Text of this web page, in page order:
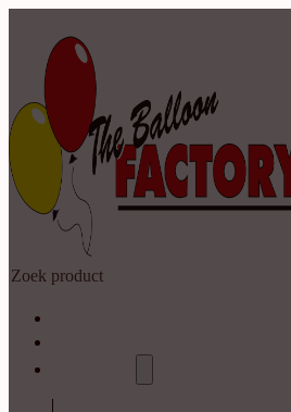
Zoeken